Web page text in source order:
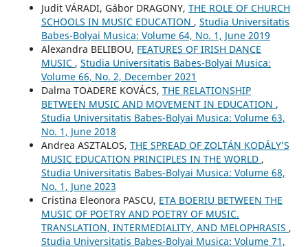
Judit VÁRADI, Gábor DRAGONY, THE ROLE OF CHURCH
SCHOOLS IN MUSIC EDUCATION , Studia Universitatis
Babes-Bolyai Musica: Volume 64, No. 1, June 2019
Alexandra BELIBOU, FEATURES OF IRISH DANCE
MUSIC , Studia Universitatis Babes-Bolyai Musica:
Volume 66, No. 2, December 2021
Dalma TOADERE KOVÁCS, THE RELATIONSHIP
BETWEEN MUSIC AND MOVEMENT IN EDUCATION ,
Studia Universitatis Babes-Bolyai Musica: Volume 63,
No. 1, June 2018
Andrea ASZTALOS, THE SPREAD OF ZOLTÁN KODÁLY’S
MUSIC EDUCATION PRINCIPLES IN THE WORLD ,
Studia Universitatis Babes-Bolyai Musica: Volume 68,
No. 1, June 2023
Cristina Eleonora PASCU, ETA BOERIU BETWEEN THE
MUSIC OF POETRY AND POETRY OF MUSIC.
TRANSLATION, INTERMEDIALITY, AND MELOPHRASIS ,
Studia Universitatis Babes-Bolyai Musica: Volume 71,